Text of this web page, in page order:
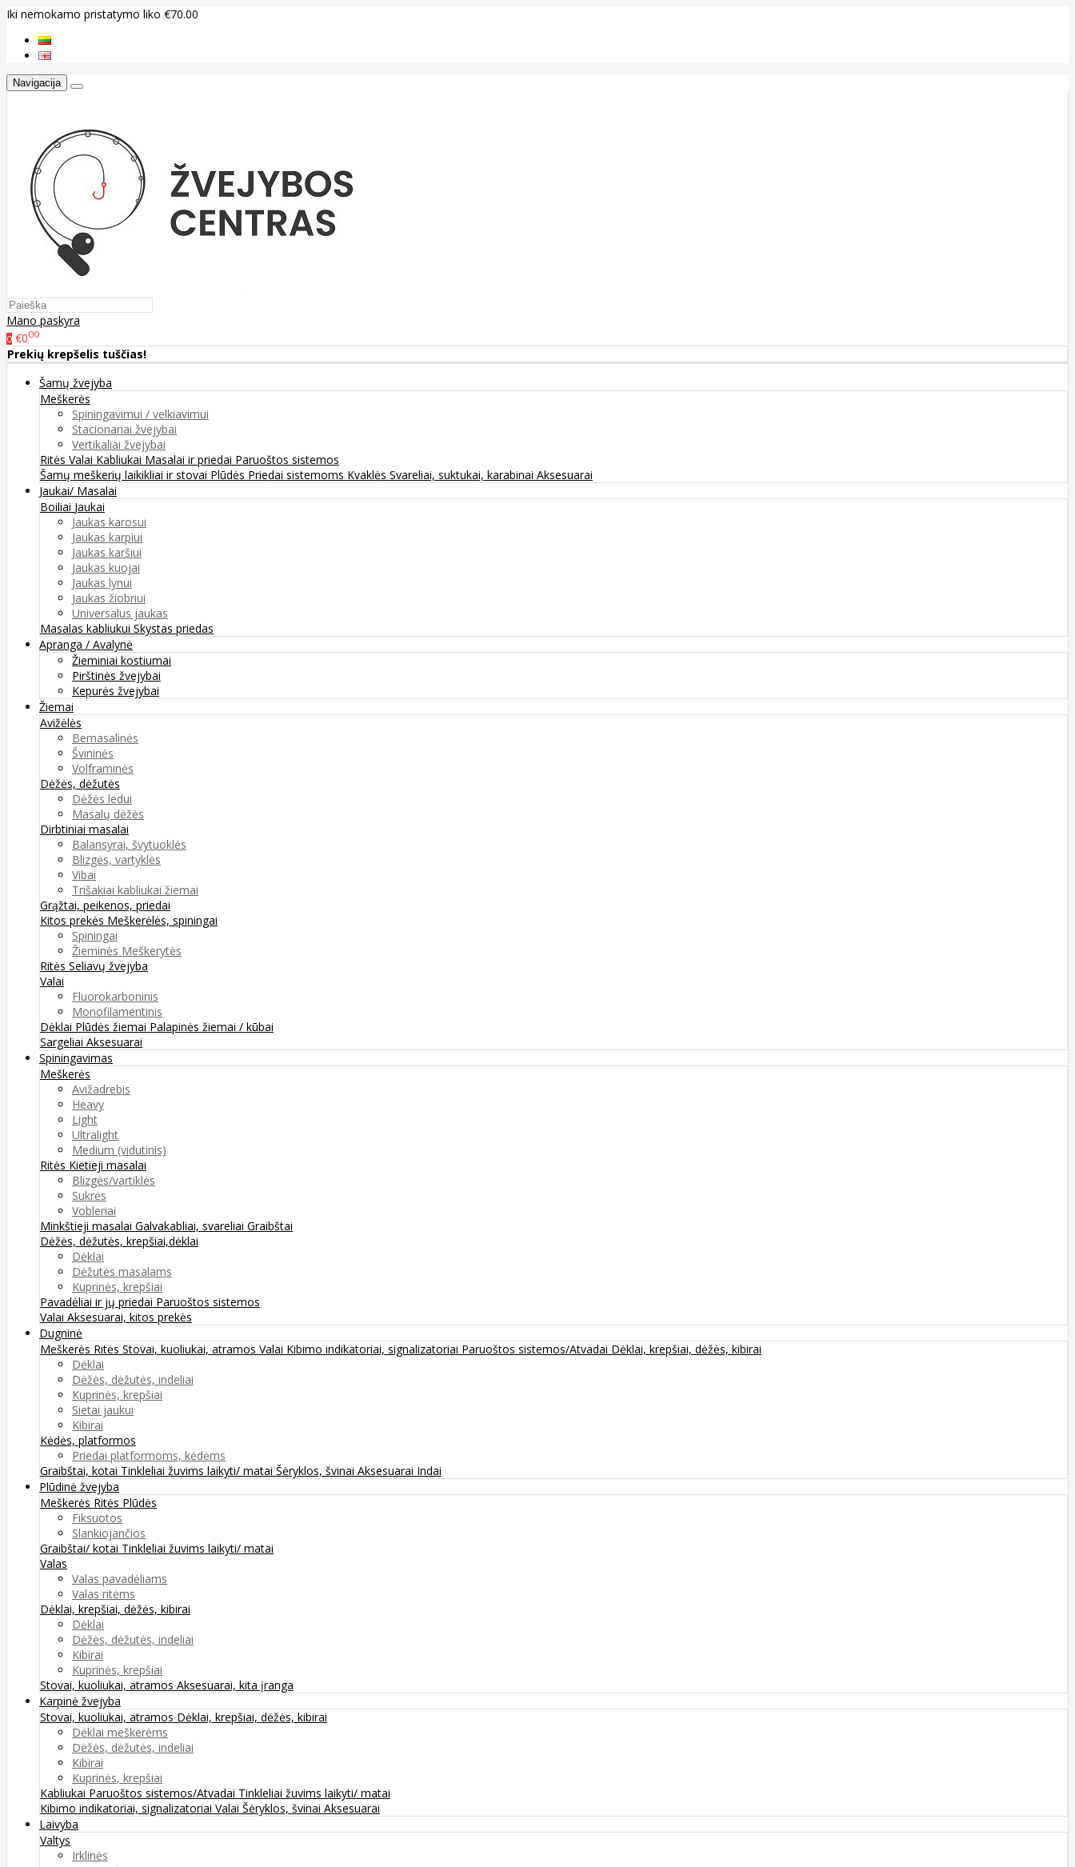
Iki nemokamo pristatymo liko €70.00
Navigacija
Mano paskyra
0 €000
Prekių krepšelis tuščias!
Šamų žvejyba
Meškerės
Spiningavimui / velkiavimui
Stacionariai žvejybai
Vertikaliai žvejybai
Ritės Valai Kabliukai Masalai ir priedai Paruoštos sistemos
Šamų meškerių laikikliai ir stovai Plūdės Priedai sistemoms Kvaklės Svareliai, suktukai, karabinai Aksesuarai
Jaukai/ Masalai
Boiliai Jaukai
Jaukas karosui
Jaukas karpiui
Jaukas karšiui
Jaukas kuojai
Jaukas lynui
Jaukas žiobriui
Universalus jaukas
Masalas kabliukui Skystas priedas
Apranga / Avalynė
Žieminiai kostiumai
Pirštinės žvejybai
Kepurės žvejybai
Žiemai
Avižėlės
Bemasalinės
Švininės
Volframinės
Dėžės, dėžutės
Dėžės ledui
Masalų dėžės
Dirbtiniai masalai
Balansyrai, švytuoklės
Blizgės, vartyklės
Vibai
Trišakiai kabliukai žiemai
Grąžtai, peikenos, priedai
Kitos prekės Meškerėlės, spiningai
Spiningai
Žieminės Meškerytės
Ritės Seliavų žvejyba
Valai
Fluorokarboninis
Monofilamentinis
Dėklai Plūdės žiemai Palapinės žiemai / kūbai
Sargeliai Aksesuarai
Spiningavimas
Meškerės
Avižadrebis
Heavy
Light
Ultralight
Medium (vidutinis)
Ritės Kietieji masalai
Blizgės/vartiklės
Sukrės
Vobleriai
Minkštieji masalai Galvakabliai, svareliai Graibštai
Dėžės, dėžutės, krepšiai,dėklai
Dėklai
Dėžutės masalams
Kuprinės, krepšiai
Pavadėliai ir jų priedai Paruoštos sistemos
Valai Aksesuarai, kitos prekės
Dugninė
Meškerės Ritės Stovai, kuoliukai, atramos Valai Kibimo indikatoriai, signalizatoriai Paruoštos sistemos/Atvadai Dėklai, krepšiai, dėžės, kibirai
Dėklai
Dėžės, dėžutės, indeliai
Kuprinės, krepšiai
Sietai jaukui
Kibirai
Kėdės, platformos
Priedai platformoms, kėdėms
Graibštai, kotai Tinkleliai žuvims laikyti/ matai Šėryklos, švinai Aksesuarai Indai
Plūdinė žvejyba
Meškerės Ritės Plūdės
Fiksuotos
Slankiojančios
Graibštai/ kotai Tinkleliai žuvims laikyti/ matai
Valas
Valas pavadėliams
Valas ritėms
Dėklai, krepšiai, dėžės, kibirai
Dėklai
Dėžės, dėžutės, indeliai
Kibirai
Kuprinės, krepšiai
Stovai, kuoliukai, atramos Aksesuarai, kita įranga
Karpinė žvejyba
Stovai, kuoliukai, atramos Dėklai, krepšiai, dėžės, kibirai
Dėklai meškerėms
Dėžės, dėžutės, indeliai
Kibirai
Kuprinės, krepšiai
Kabliukai Paruoštos sistemos/Atvadai Tinkleliai žuvims laikyti/ matai
Kibimo indikatoriai, signalizatoriai Valai Šėryklos, švinai Aksesuarai
Laivyba
Valtys
Irklinės